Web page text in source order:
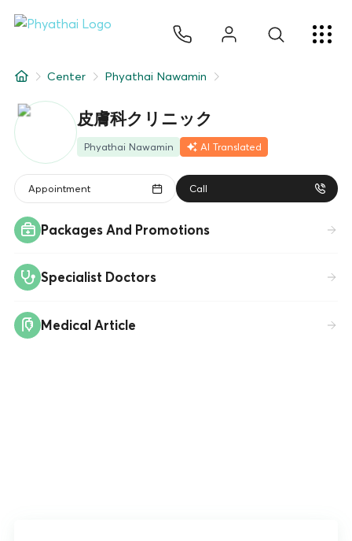
について
Hospital Locations
Center Phyathai Nawamin
皮膚科クリニック
Phyathai Nawamin AI Translated
Appointment Call
Packages And Promotions
Specialist Doctors
Medical Article